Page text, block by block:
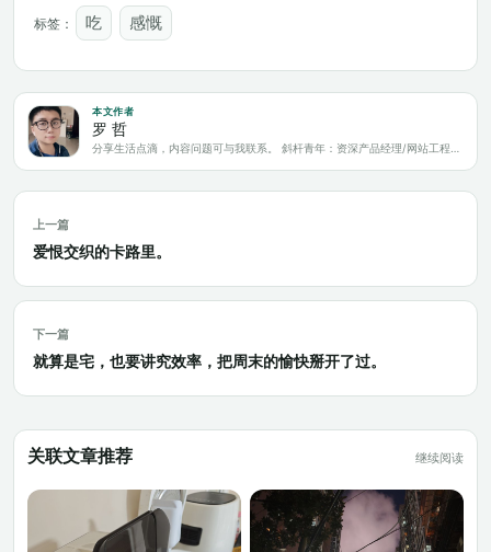
标签： 吃 感慨
本文作者
罗 哲
上一篇
爱恨交织的卡路里。
下一篇
就算是宅，也要讲究效率，把周末的愉快掰开了过。
关联文章推荐 继续阅读